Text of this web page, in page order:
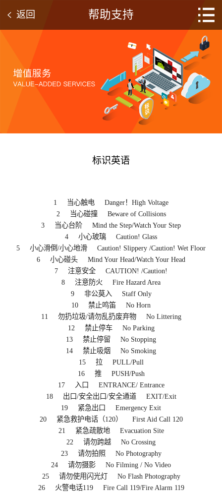
帮助支持
返回
标识英语
1 当心触电 Danger！High Voltage
2 当心碰撞 Beware of Collisions
3 当心台阶 Mind the Step/Watch Your Step
4 小心玻璃 Caution! Glass
5 小心滑倒/小心地滑 Caution! Slippery /Caution! Wet Floor
6 小心碰头 Mind Your Head/Watch Your Head
7 注意安全 CAUTION! /Caution!
8 注意防火 Fire Hazard Area
9 非公莫入 Staff Only
10 禁止鸣笛 No Horn
11 勿扔垃圾/请勿乱扔废弃物 No Littering
12 禁止停车 No Parking
13 禁止停留 No Stopping
14 禁止吸烟 No Smoking
15 拉 PULL/Pull
16 推 PUSH/Push
17 入口 ENTRANCE/ Entrance
18 出口/安全出口/安全通道 EXIT/Exit
19 紧急出口 Emergency Exit
20 紧急救护电话（120） First Aid Call 120
21 紧急疏散地 Evacuation Site
22 请勿跨越 No Crossing
23 请勿拍照 No Photography
24 请勿摄影 No Filming / No Video
25 请勿使用闪光灯 No Flash Photography
26 火警电话119 Fire Call 119/Fire Alarm 119